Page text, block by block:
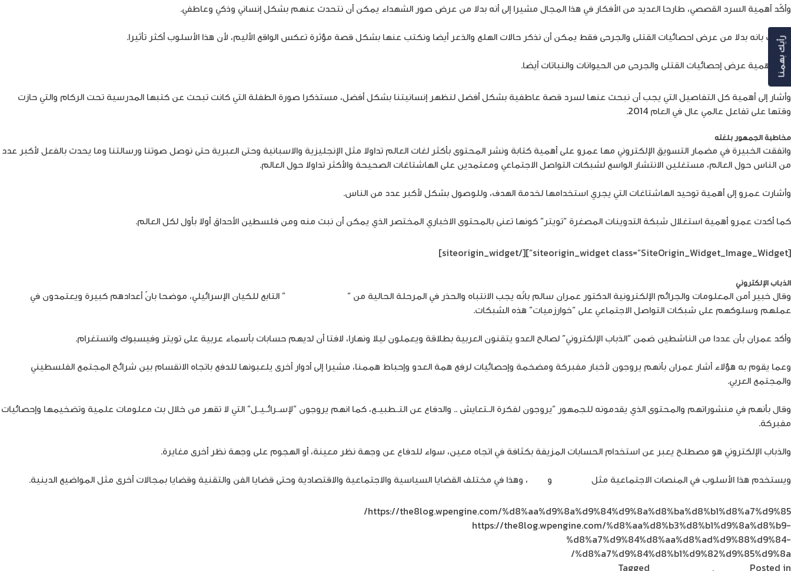
وأكّد أهمية السرد القصصي، طارحا العديد من الأفكار في هذا المجال مشيرا إلى أنه بدلا من عرض صور الشهداء يمكن أن نتحدث عنهم بشكل إنساني وذكي وعاطفي.
وأضاف بانه بدلا من عرض احصائيات القتلى والجرحى فقط يمكن أن نذكر حالات الهلع والذعر أيضا ونكتب عنها بشكل قصة مؤثرة تعكس الواقع الأليم، لأن هذا الأسلوب أكثر تأثيرا.
وأكد أهمية عرض إحصائيات القتلى والجرحى من الحيوانات والنباتات أيضا.
وأشار إلى أهمية كل التفاصيل التي يجب أن نبحث عنها لسرد قصة عاطفية بشكل أفضل لنظهر إنسانيتنا بشكل أفضل، مستذكرا صورة الطفلة التي كانت تبحث عن كتبها المدرسية تحت الركام والتي حازت
وقتها على تفاعل عالمي عال في العام 2014.
مخاطبة الجمهور بلغته
واتفقت الخبيرة في مضمار التسويق الإلكتروني مها عمرو على أهمية كتابة ونشر المحتوى بأكثر لغات العالم تداولا مثل الإنجليزية والاسبانية وحتى العبرية حتى نوصل صوتنا ورسالتنا وما يحدث بالفعل لأكبر عدد
من الناس حول العالم، مستغلين الانتشار الواسع لشبكات التواصل الاجتماعي ومعتمدين على الهاشتاغات الصحيحة والأكثر تداولا حول العالم.
وأشارت عمرو إلى أهمية توحيد الهاشتاغات التي يجري استخدامها لخدمة الهدف، وللوصول بشكل لأكبر عدد من الناس.
كما أكدت عمرو أهمية استغلال شبكة التدوينات المصغرة “تويتر” كونها تعنى بالمحتوى الاخباري المختصر الذي يمكن أن نبث منه ومن فلسطين الأحداق أولا بأول لكل العالم.
[siteorigin_widget class=”SiteOrigin_Widget_Image_Widget”]
[/siteorigin_widget]
الذباب الإلكتروني
وقال خبير أمن المعلومات والجرائم الإلكترونية الدكتور عمران سالم بانّه يجب الانتباه والحذر في المرحلة الحالية من “
” التابع للكيان الإسرائيلي، موضحا بانّ أعدادهم كبيرة ويعتمدون في
عملهم وسلوكهم على شبكات التواصل الاجتماعي على “خوارزميات” هذه الشبكات.
وأكد عمران بأن عددا من الناشطين ضمن “الذباب الإلكتروني” لصالح العدو يتقنون العربية بطلاقة ويعملون ليلا ونهارا، لافتا أن لديهم حسابات بأسماء عربية على تويتر وفيسبوك وانستغرام.
وعما يقوم به هؤلاء أشار عمران بأنهم يروجون لأخبار مفبركة ومضخمة وإحصائيات لرفع همة العـدو وإحباط هممنا، مشيرا إلى أدوار أخرى يلعبونها للدفع باتجاه الانقسام بين شرائح المجتمع الفلسطيني
والمجتمع العربي.
وقال بأنهم في منشوراتهم والمحتوى الذي يقدمونه للجمهور “يروجون لفكرة الـ.ـتعايش .. والدفاع عن التـ.ـطبيـ.ـع، كما انهم يروجون “لإسـ.ـرائـ.ـيـ.ـل” التي لا تقهر من خلال بث معلومات علمية وتضخيمها وإحصائيات
مفبركة.
والذباب الإلكتروني هو مصطلح يعبر عن استخدام الحسابات المزيفة بكثافة في اتجاه معين، سواء للدفاع عن وجهة نظر معينة، أو الهجوم على وجهة نظر أخرى مغايرة.
ويستخدم هذا الأسلوب في المنصات الاجتماعية مثل
و ، وهذا في مختلف القضايا السياسية والاجتماعية والاقتصادية وحتى قضايا الفن والتقنية وقضايا بمجالات أخرى مثل المواضيع الدينية.
https://the8log.wpengine.com/%d8%aa%d9%8a%d9%84%d9%8a%d8%ba%d8%b1%d8%a7%d9%85/
https://the8log.wpengine.com/%d8%aa%d8%b3%d8%b1%d9%8a%d8%b9-
%d8%a7%d9%84%d8%aa%d8%ad%d9%88%d9%84-
%d8%a7%d9%84%d8%b1%d9%82%d9%85%d9%8a/
Posted in
,
Tagged
رأيك بهمنا